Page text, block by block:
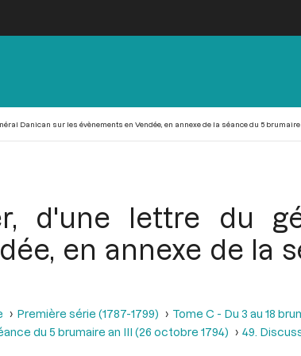
Danican sur les évènements en Vendée, en annexe de la séance du 5 brumaire
d'une lettre du
en annexe de la
Première série (1787-1799)
Tome C - Du 3 au 18
du 5 brumaire an III (26 octobre 1794) 49.